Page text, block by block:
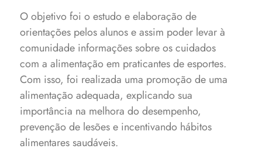
O objetivo foi o estudo e elaboração de
orientações pelos alunos e assim poder levar à
comunidade informações sobre os cuidados
com a alimentação em praticantes de esportes.
Com isso, foi realizada uma promoção de uma
alimentação adequada, explicando sua
importância na melhora do desempenho,
prevenção de lesões e incentivando hábitos
alimentares saudáveis.